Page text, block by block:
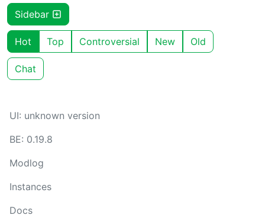
Sidebar
Hot Top Controversial New Old
Chat
UI: unknown version
BE: 0.19.8
Modlog
Instances
Docs